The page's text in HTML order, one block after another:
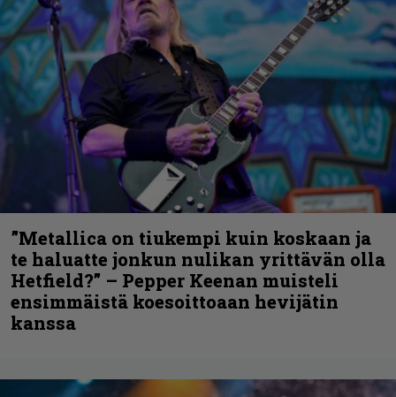
”Metallica on tiukempi kuin koskaan ja
te haluatte jonkun nulikan yrittävän olla
Hetfield?” – Pepper Keenan muisteli
ensimmäistä koesoittoaan hevijätin
kanssa